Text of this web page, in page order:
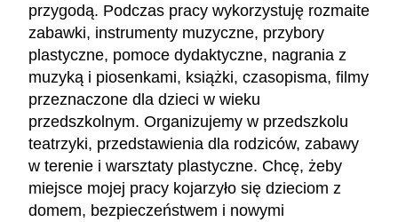
przygodą. Podczas pracy wykorzystuję rozmaite
zabawki, instrumenty muzyczne, przybory
plastyczne, pomoce dydaktyczne, nagrania z
muzyką i piosenkami, książki, czasopisma, filmy
przeznaczone dla dzieci w wieku
przedszkolnym. Organizujemy w przedszkolu
teatrzyki, przedstawienia dla rodziców, zabawy
w terenie i warsztaty plastyczne. Chcę, żeby
miejsce mojej pracy kojarzyło się dzieciom z
domem, bezpieczeństwem i nowymi